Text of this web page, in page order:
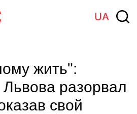
UA
жить":
разорвал
свой